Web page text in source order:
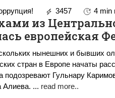
3457 4 min
из
европейская
нынешних и бывших
стран в Европе начаты
подозревают Гульнару
Алиева. ... read more..